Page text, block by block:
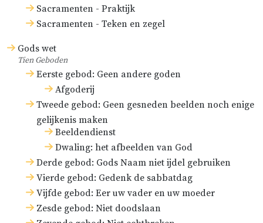
Sacramenten - Praktijk
Sacramenten - Teken en zegel
Gods wet
Tien Geboden
Eerste gebod: Geen andere goden
Afgoderij
Tweede gebod: Geen gesneden beelden noch enige
gelijkenis maken
Beeldendienst
Dwaling: het afbeelden van God
Derde gebod: Gods Naam niet ijdel gebruiken
Vierde gebod: Gedenk de sabbatdag
Vijfde gebod: Eer uw vader en uw moeder
Zesde gebod: Niet doodslaan